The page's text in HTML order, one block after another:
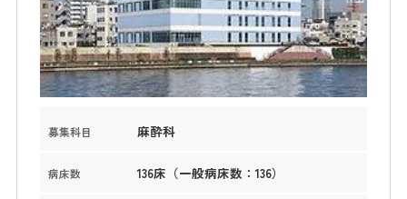
募集科目 麻酔科
病床数 136床（一般病床数：136）